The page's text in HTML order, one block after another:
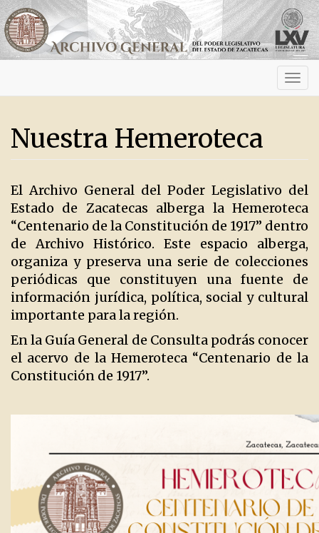
Nuestra Hemeroteca
El Archivo General del Poder Legislativo del
Estado de Zacatecas alberga la Hemeroteca
“Centenario de la Constitución de 1917” dentro
de Archivo Histórico. Este espacio alberga,
organiza y preserva una serie de colecciones
periódicas que constituyen una fuente de
información jurídica, política, social y cultural
importante para la región.
En la Guía General de Consulta podrás conocer
el acervo de la Hemeroteca “Centenario de la
Constitución de 1917”.